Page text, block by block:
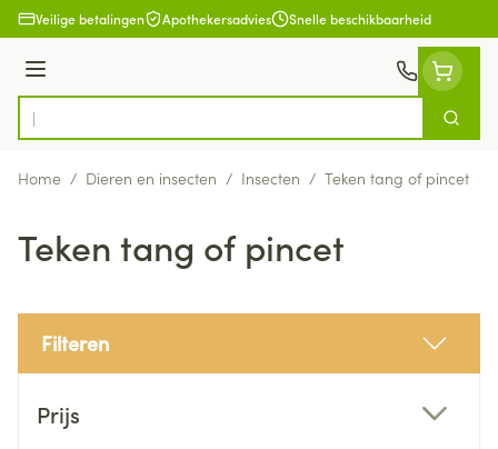
Ga naar de inhoud
Veilige betalingen Apothekersadvies Snelle beschikbaarheid
Menu
Product, merk, categorie...
Zoek
Home / Dieren en insecten / Insecten / Teken tang of pincet
Teken tang of pincet
Filteren
Prijs